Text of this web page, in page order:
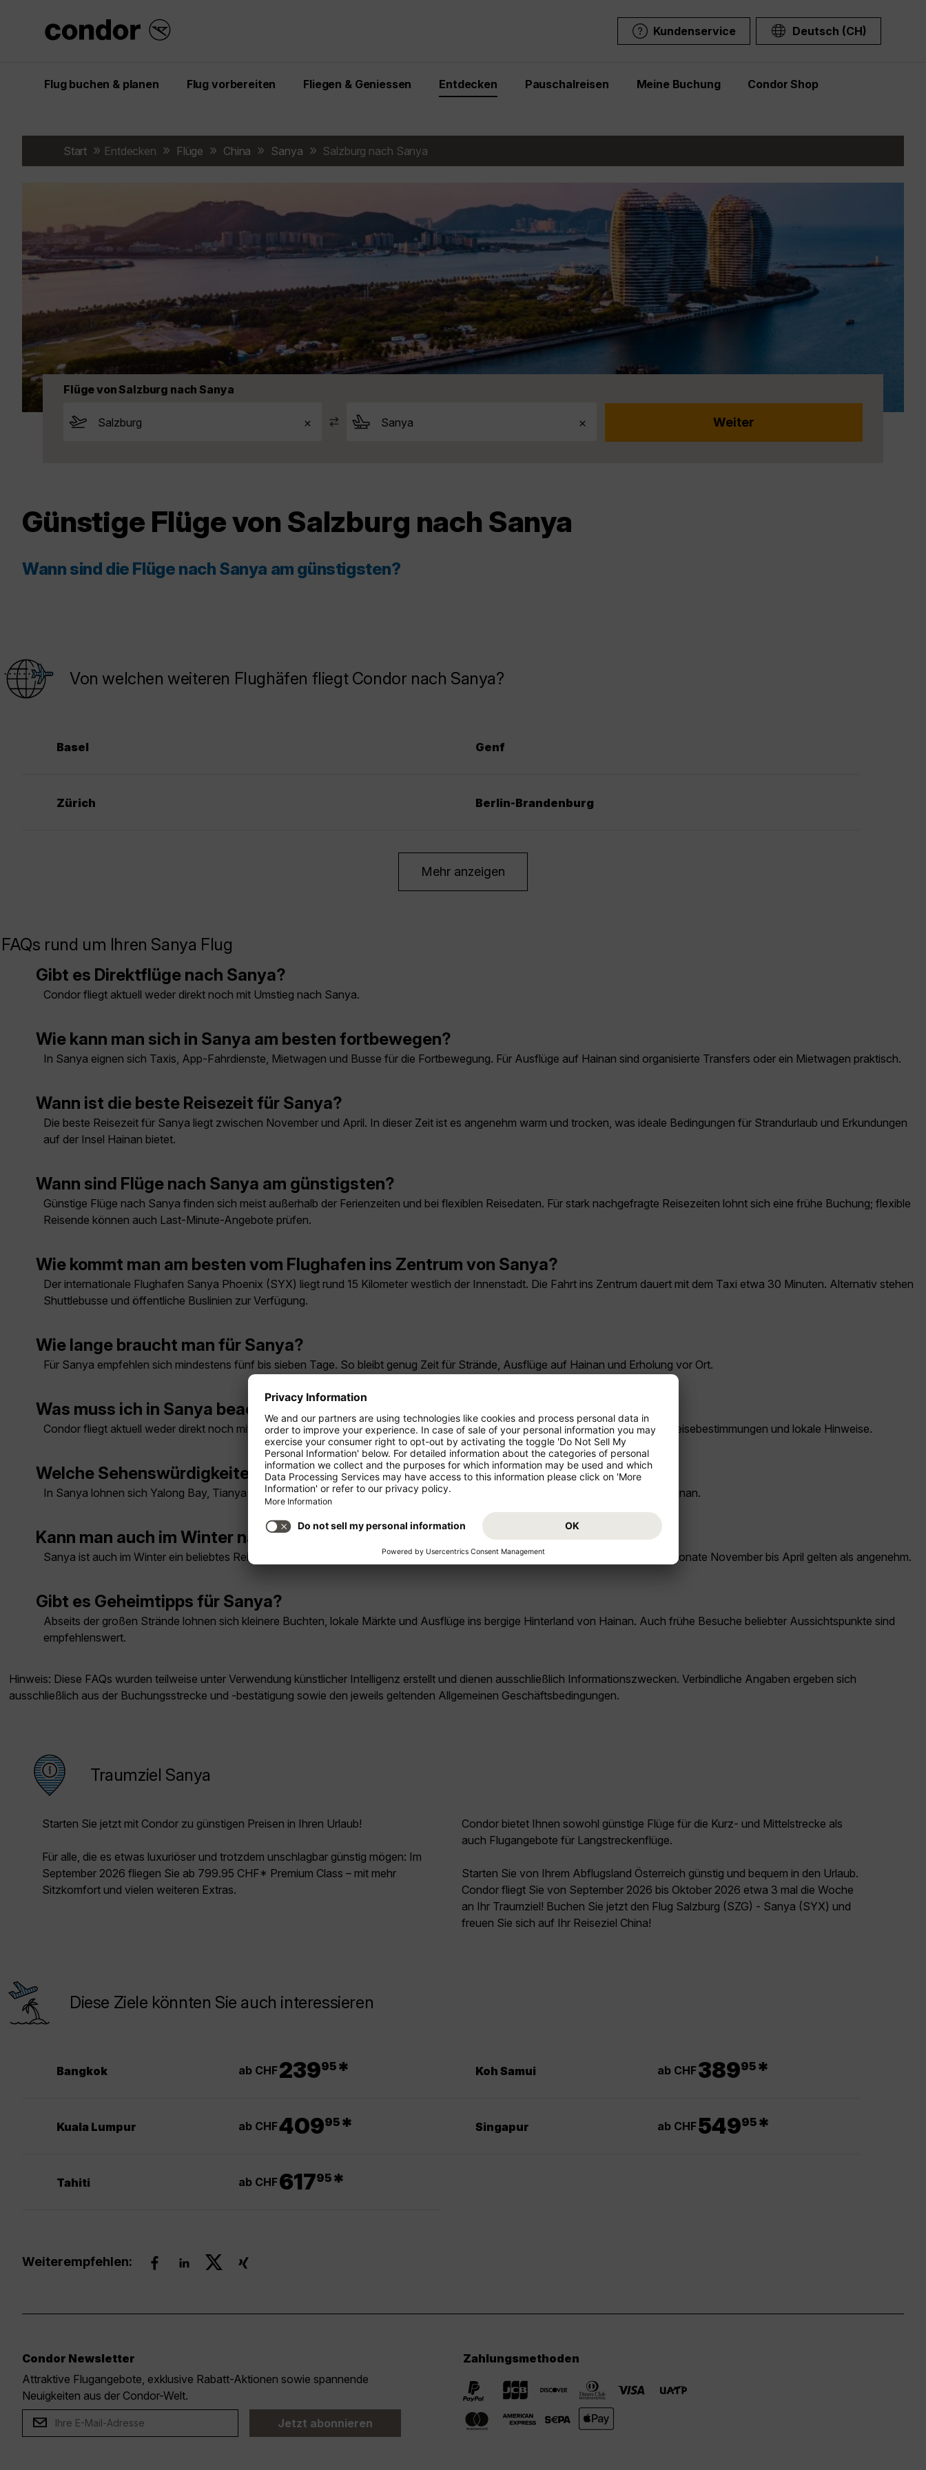
Kundenservice Deutsch (CH)
Flug buchen & planen Flug vorbereiten Fliegen & Geniessen Entdecken Pauschalreisen Meine Buchung Condor Shop
Start Entdecken Flüge China Sanya Salzburg nach Sanya
Flüge von Salzburg nach Sanya
Günstige Flüge von Salzburg nach Sanya
Wann sind die Flüge nach Sanya am günstigsten?
Von welchen weiteren Flughäfen fliegt Condor nach Sanya?
Basel Genf
Zürich Berlin-Brandenburg
Mehr anzeigen
FAQs rund um Ihren Sanya Flug
Gibt es Direktflüge nach Sanya?
Condor fliegt aktuell weder direkt noch mit Umstieg nach Sanya.
Wie kann man sich in Sanya am besten fortbewegen?
In Sanya eignen sich Taxis, App-Fahrdienste, Mietwagen und Busse für die Fortbewegung. Für Ausflüge auf Hainan sind organisierte Transfers oder ein Mietwagen praktisch.
Wann ist die beste Reisezeit für Sanya?
Die beste Reisezeit für Sanya liegt zwischen November und April. In dieser Zeit ist es angenehm warm und trocken, was ideale Bedingungen für Strandurlaub und Erkundungen
auf der Insel Hainan bietet.
Wann sind Flüge nach Sanya am günstigsten?
Günstige Flüge nach Sanya finden sich meist außerhalb der Ferienzeiten und bei flexiblen Reisedaten. Für stark nachgefragte Reisezeiten lohnt sich eine frühe Buchung; flexible
Reisende können auch Last-Minute-Angebote prüfen.
Wie kommt man am besten vom Flughafen ins Zentrum von Sanya?
Der internationale Flughafen Sanya Phoenix (SYX) liegt rund 15 Kilometer westlich der Innenstadt. Die Fahrt ins Zentrum dauert mit dem Taxi etwa 30 Minuten. Alternativ stehen
Shuttlebusse und öffentliche Buslinien zur Verfügung.
Wie lange braucht man für Sanya?
Für Sanya empfehlen sich mindestens fünf bis sieben Tage. So bleibt genug Zeit für Strände, Ausflüge auf Hainan und Erholung vor Ort.
Was muss ich in Sanya beachten?
Condor fliegt aktuell weder direkt noch mit Umstieg nach Sanya. Prüfen Sie vor der Reise passende Alternativverbindungen, Einreisebestimmungen und lokale Hinweise.
Welche Sehenswürdigkeiten muss man in Sanya sehen?
In Sanya lohnen sich Yalong Bay, Tianya Haijiao, der Nanshan-Tempel, Wuzhizhou Island und Ausflüge in die Natur der Insel Hainan.
Kann man auch im Winter nach Sanya reisen?
Sanya ist auch im Winter ein beliebtes Reiseziel, da das Klima dann meist warm und vergleichsweise trocken ist. Besonders die Monate November bis April gelten als angenehm.
Gibt es Geheimtipps für Sanya?
Abseits der großen Strände lohnen sich kleinere Buchten, lokale Märkte und Ausflüge ins bergige Hinterland von Hainan. Auch frühe Besuche beliebter Aussichtspunkte sind
empfehlenswert.
Hinweis: Diese FAQs wurden teilweise unter Verwendung künstlicher Intelligenz erstellt und dienen ausschließlich Informationszwecken. Verbindliche Angaben ergeben sich
ausschließlich aus der Buchungsstrecke und -bestätigung sowie den jeweils geltenden Allgemeinen Geschäftsbedingungen.
Traumziel Sanya
Starten Sie jetzt mit Condor zu günstigen Preisen in Ihren Urlaub!
Für alle, die es etwas luxuriöser und trotzdem unschlagbar günstig mögen: Im
September 2026 fliegen Sie ab 799.95 CHF* Premium Class – mit mehr
Sitzkomfort und vielen weiteren Extras.
Condor bietet Ihnen sowohl günstige Flüge für die Kurz- und Mittelstrecke als
auch Flugangebote für Langstreckenflüge.
Starten Sie von Ihrem Abflugsland Österreich günstig und bequem in den Urlaub.
Condor fliegt Sie von September 2026 bis Oktober 2026 etwa 3 mal die Woche
an Ihr Traumziel! Buchen Sie jetzt den Flug Salzburg (SZG) - Sanya (SYX) und
freuen Sie sich auf Ihr Reiseziel China!
Diese Ziele könnten Sie auch interessieren
Bangkok ab CHF23995 * Koh Samui ab CHF38995 *
Kuala Lumpur ab CHF40995 * Singapur ab CHF54995 *
Tahiti ab CHF61795 *
Weiterempfehlen:
Condor Newsletter
Attraktive Flugangebote, exklusive Rabatt-Aktionen sowie spannende
Neuigkeiten aus der Condor-Welt.
Jetzt abonnieren
Zahlungsmethoden